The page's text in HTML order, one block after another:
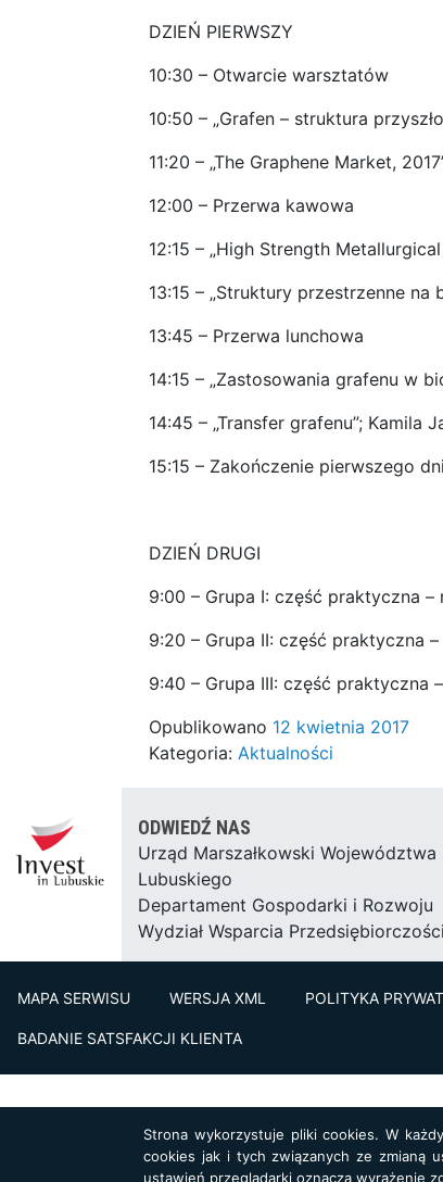
DZIEŃ PIERWSZY
10:30 – Otwarcie warsztatów
10:50 – „Grafen – struktura
11:20 – „The Graphene Market,
12:00 – Przerwa kawowa
12:15 – „High Strength
13:15 – „Struktury przestrzenne na
13:45 – Przerwa lunchowa
14:15 – „Zastosowania grafenu w
14:45 – „Transfer grafenu”; Kamila
15:15 – Zakończenie pierwszego
DZIEŃ DRUGI
9:00 – Grupa I: część praktyczna
9:20 – Grupa II: część praktyczna
9:40 – Grupa III: część praktyczna
Opublikowano 12 kwietnia 2017
Kategoria: Aktualności
ODWIEDŹ NAS
Urząd Marszałkowski Województwa
Lubuskiego
Departament Gospodarki i Rozwoju
Wydział Wsparcia Przedsiębiorczości
MAPA SERWISU WERSJA XML POLITYKA
BADANIE SATSFAKCJI KLIENTA
Strona wykorzystuje pliki cookies. W
cookies jak i tych związanych ze zmianą
ustawień przeglądarki oznacza wyrażenie